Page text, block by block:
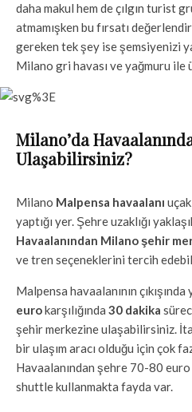
daha makul hem de çılgın turist
atmamışken bu fırsatı
gereken tek şey ise şemsiyenizi
Milano gri havası ve yağmuru ile
Milano’da
Ulaşabilirsiniz?
Milano Malpensa havaalanı
yaptığı yer. Şehre uzaklığı
Havaalanından Milano şehir
ve tren seçeneklerini tercih
Malpensa havaalanının
eurokarşılığında 30 dakika
şehir merkezine ulaşabilirsiniz.
bir ulaşım aracı olduğu için çok
Havaalanından şehre 70-80
shuttle kullanmakta fayda var.